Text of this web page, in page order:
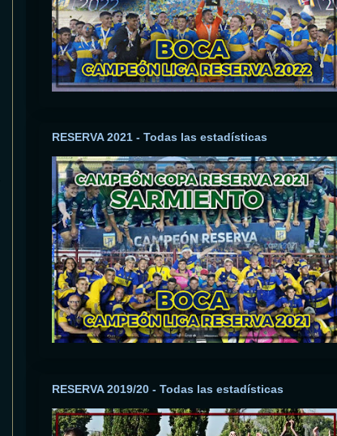
RESERVA 2021 - Todas las estadísticas
RESERVA 2019/20 - Todas las estadísticas